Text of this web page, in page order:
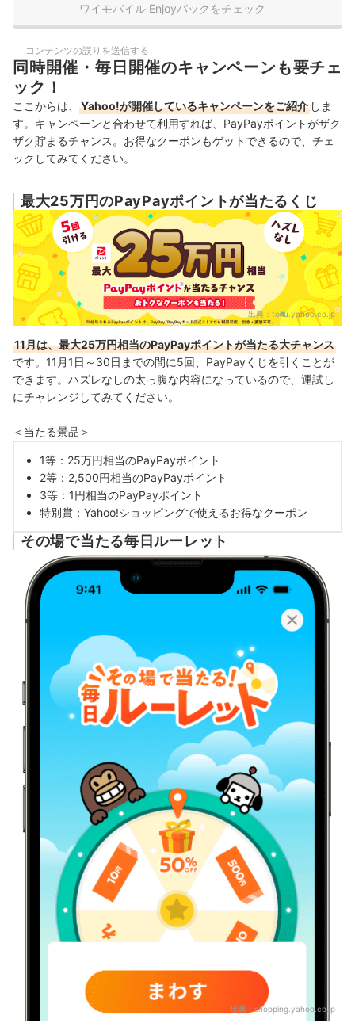
ワイモバイル Enjoyパックをチェック
コンテンツの誤りを送信する
同時開催・毎日開催のキャンペーンも要チェ
ック！
ここからは、 Yahoo!が開催しているキャンペーンをご紹介 しま
す。キャンペーンと合わせて利用すれば、PayPayポイントがザク
ザク貯まるチャンス。お得なクーポンもゲットできるので、チェ
ックしてみてください。
最大25万円のPayPayポイントが当たるくじ
出典： toku.yahoo.co.jp
11月は、最大25万円相当のPayPayポイントが当たる大チャンス
です。11月1日～30日までの間に5回、PayPayくじを引くことが
できます。ハズレなしの太っ腹な内容になっているので、運試し
にチャレンジしてみてください。
＜当たる景品＞
1等：25万円相当のPayPayポイント
2等：2,500円相当のPayPayポイント
3等：1円相当のPayPayポイント
特別賞： Yahoo!ショッピングで使えるお得なクーポン
その場で当たる毎日ルーレット
出典： shopping.yahoo.co.jp